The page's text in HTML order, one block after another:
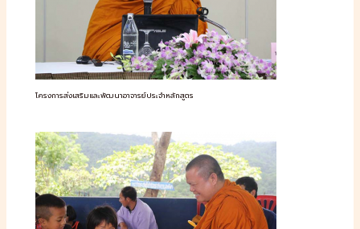
โครงการส่งเสริมและพัฒนาอาจารย์ประจำหลักสูตร